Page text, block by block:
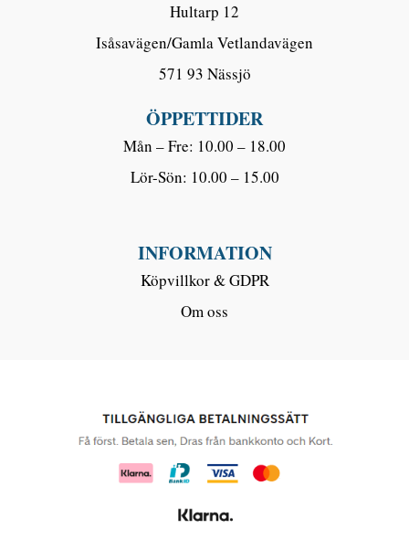
Hultarp 12
Isåsavägen/Gamla Vetlandavägen
571 93 Nässjö
ÖPPETTIDER
Mån – Fre: 10.00 – 18.00
Lör-Sön: 10.00 – 15.00
INFORMATION
Köpvillkor & GDPR
Om oss